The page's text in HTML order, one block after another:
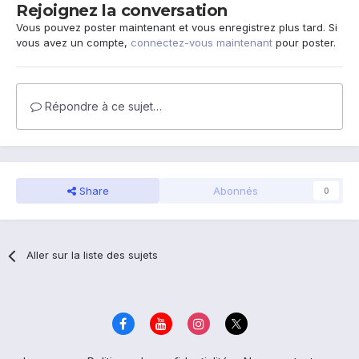
Rejoignez la conversation
Vous pouvez poster maintenant et vous enregistrez plus tard. Si
vous avez un compte, connectez-vous maintenant pour poster.
Répondre à ce sujet…
Share Abonnés 0
Aller sur la liste des sujets